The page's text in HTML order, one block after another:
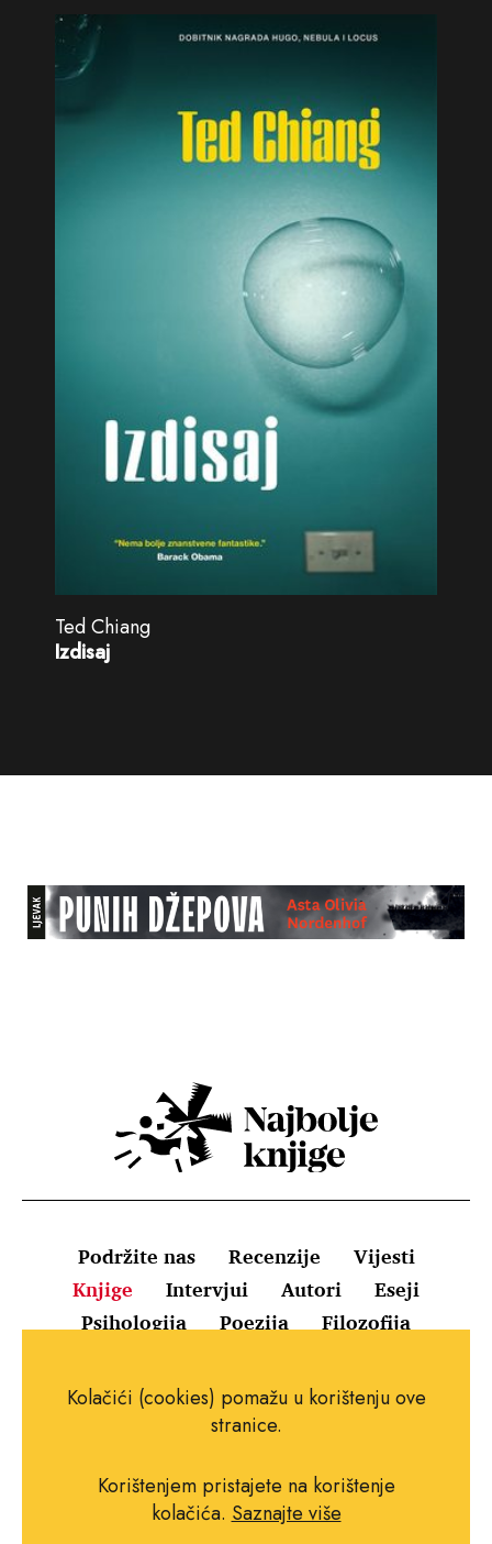
Ted Chiang
Izdisaj
Podržite nas Recenzije
Vijesti
Knjige
Intervjui Autori
Eseji
Psihologija
Poezija Filozofija
Uvjeti korištenja
Pravila o kolačićima
Impressum
Kolačići (cookies) pomažu u korištenju ove
stranice.
Korištenjem pristajete na korištenje
kolačića. Saznajte više